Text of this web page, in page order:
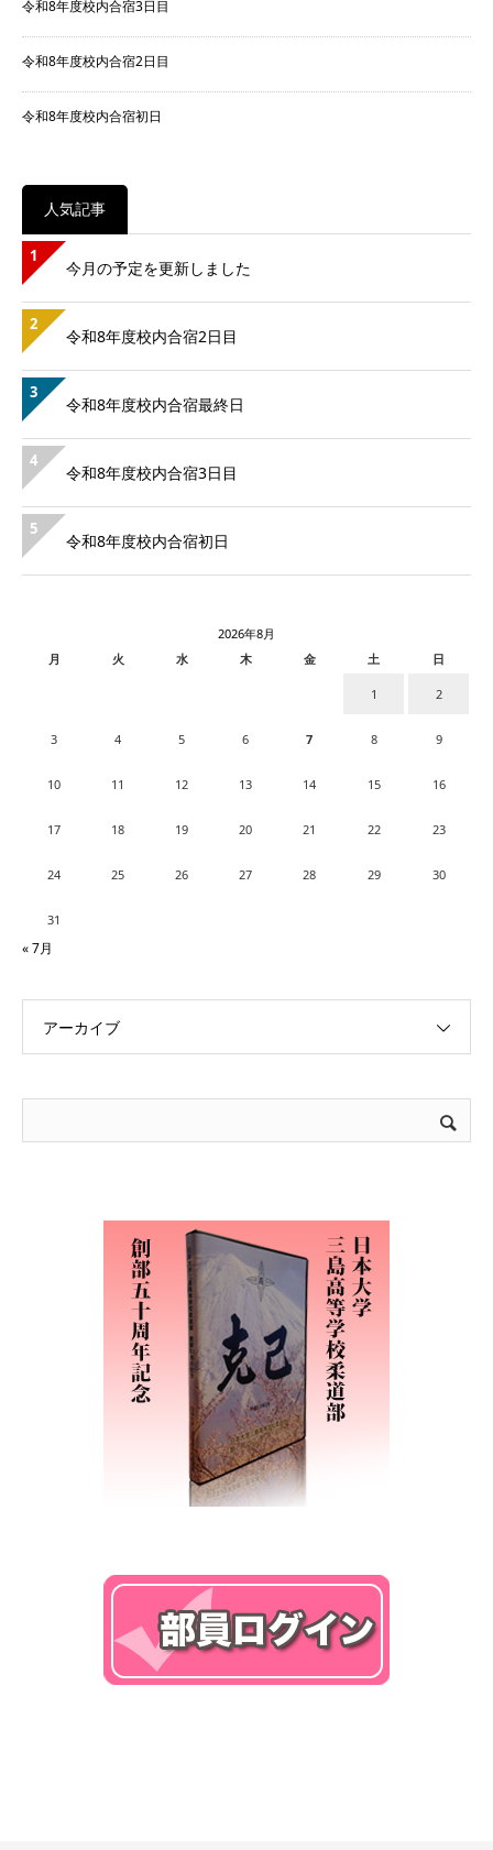
令和8年度校内合宿3日目
令和8年度校内合宿2日目
令和8年度校内合宿初日
人気記事
1
今月の予定を更新しました
2
令和8年度校内合宿2日目
3
令和8年度校内合宿最終日
4
令和8年度校内合宿3日目
5
令和8年度校内合宿初日
2026年8月
月
火 水 木 金 土 日
1 2
3 4 5 6 7 8 9
10 11 12 13 14 15 16
17 18 19 20 21 22 23
24 25 26 27 28 29 30
31
« 7月
アーカイブ